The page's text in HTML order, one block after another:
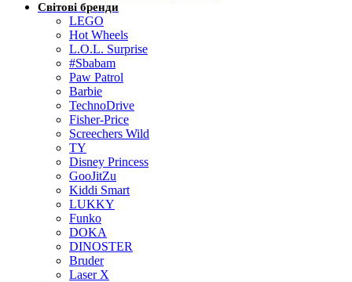
Світові бренди
LEGO
Hot Wheels
L.O.L. Surprise
#Sbabam
Paw Patrol
Barbie
TechnoDrive
Fisher-Price
Screechers Wild
TY
Disney Princess
GooJitZu
Kiddi Smart
LUKKY
Funko
DOKA
DINOSTER
Bruder
Laser X